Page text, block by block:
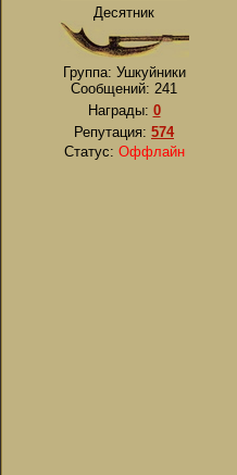
Десятник
Группа: Ушкуйники
Сообщений: 241
Награды: 0
Репутация: 574
Статус: Оффлайн